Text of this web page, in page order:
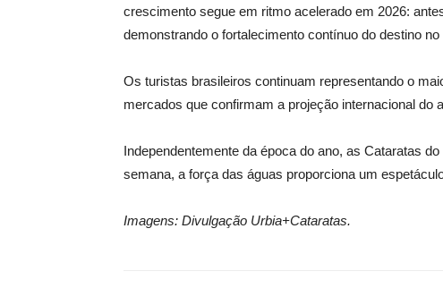
crescimento segue em ritmo acelerado em 2026:
demonstrando o fortalecimento contínuo do destino
Os turistas brasileiros continuam representando o
mercados que confirmam a projeção internacional do
Independentemente da época do ano, as Cataratas
semana, a força das águas proporciona um
Imagens: Divulgação Urbia+Cataratas.